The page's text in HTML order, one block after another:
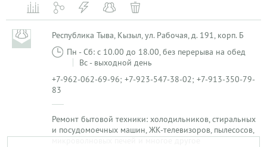
Республика Тыва, Кызыл, ул. Рабочая, д. 191, корп. Б
Пн - Сб: с 10.00 до 18.00, без перерыва на обед
Вс - выходной день
+7-962-062-69-96; +7-923-547-38-02; +7-913-350-79-
83
Ремонт бытовой техники: холодильников, стиральных
и посудомоечных машин, ЖК-телевизоров, пылесосов,
микроволновых печей и многое другое